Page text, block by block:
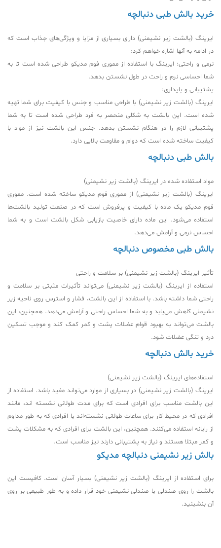
خرید بالش طبی دنبالچه
ایرینگ (بالشت زیر نشیمنی) دارای بسیاری از مزایا و ویژگی‌های جذاب است که
در ادامه به آنها اشاره خواهم کرد:
نرمی و راحتی: ایرینگ با استفاده از مموری فوم مدیکو طراحی شده است تا به
شما احساسی نرم و راحت در طول نشستن بدهد.
پشتیبانی و پایداری:
ایرینگ (بالشت زیر نشیمنی) با طراحی مناسب و جنس با کیفیت برای شما تهیه
شده است. این بالشت به شکلی منحصر به فرد طراحی شده است تا به شما
پشتیبانی لازم را در هنگام نشستن بدهد. جنس این بالشت نیز از مواد با
کیفیت ساخته شده است که دوام و مقاومت بالایی دارد.
بالش طبی دنبالچه
مواد استفاده شده در ایرینگ (بالشت زیر نشیمنی)
ایرینگ (بالشت زیر نشیمنی) از مموری فوم مدیکو ساخته شده است. مموری
فوم مدیکو یک ماده با کیفیت و پرفروش است که در صنعت تولید بالشت‌ها
استفاده می‌شود. این ماده دارای خاصیت بازیابی شکل بالشت است و به شما
احساس نرمی و آرامش می‌دهد.
بالش طبی مخصوص دنبالچه
تأثیر ایرینگ (بالشت زیر نشیمنی) بر سلامت و راحتی
استفاده از ایرینگ (بالشت زیر نشیمنی) می‌تواند تأثیرات مثبتی بر سلامت و
راحتی شما داشته باشد. با استفاده از این بالشت، فشار و استرس روی ناحیه زیر
نشیمنی کاهش می‌یابد و به شما احساس راحتی و آرامش می‌دهد. همچنین، این
بالشت می‌تواند به بهبود قوام عضلات پشت و کمر کمک کند و موجب تسکین
درد و تنگی عضلات شود.
خرید بالش دنبالچه
استفاده‌های ایرینگ (بالشت زیر نشیمنی)
ایرینگ (بالشت زیر نشیمنی) در بسیاری از موارد می‌تواند مفید باشد. استفاده از
این بالشت مناسب برای افرادی است که برای مدت طولانی نشسته اند، مانند
افرادی که در محیط کار برای ساعات طولانی نشسته‌اند یا افرادی که به طور مداوم
از رایانه استفاده می‌کنند. همچنین، این بالشت برای افرادی که به مشکلات پشت
و کمر مبتلا هستند و نیاز به پشتیبانی دارند نیز مناسب است.
بالش زیر نشیمنی دنبالچه مدیکو
برای استفاده از ایرینگ (بالشت زیر نشیمنی) بسیار آسان است. کافیست این
بالشت را روی صندلی یا صندلی نشیمنی خود قرار داده و به طور طبیعی بر روی
آن بنشینید.